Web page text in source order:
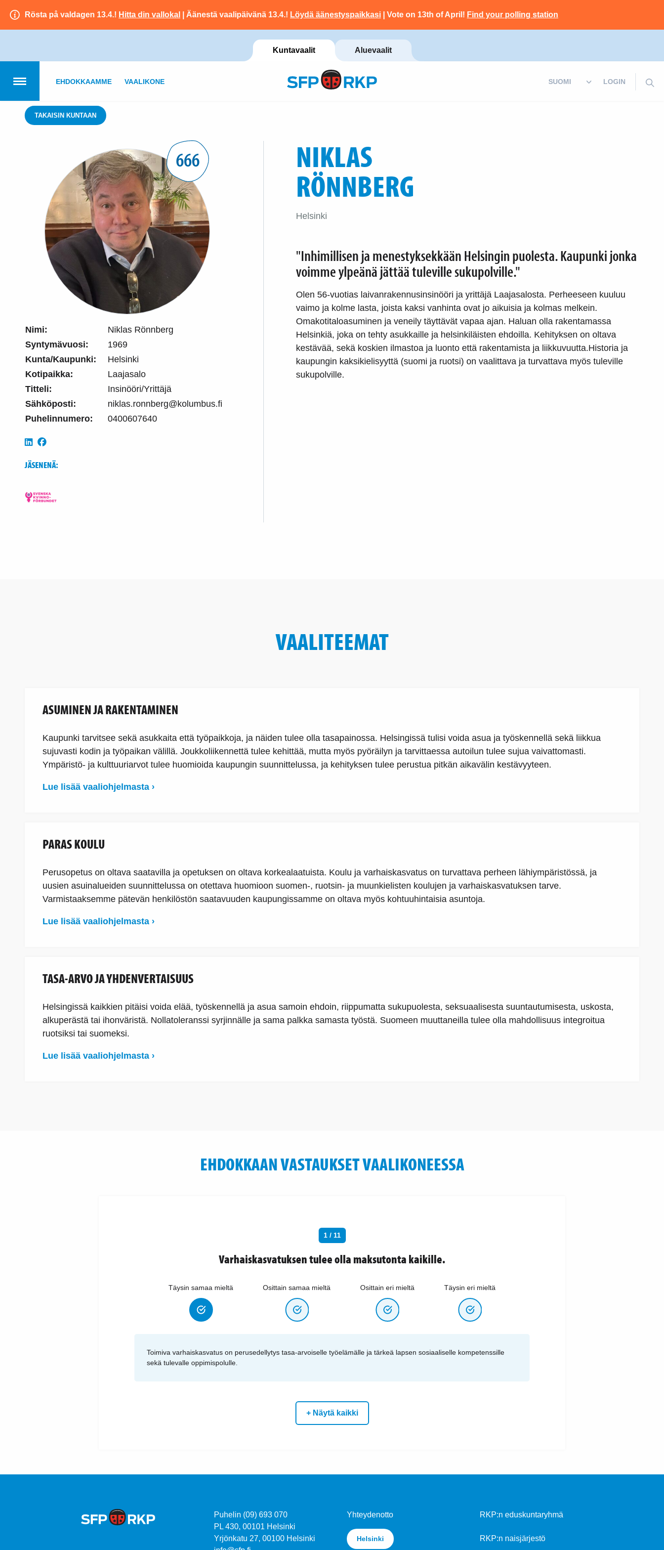
Rösta på valdagen 13.4.! Hitta din vallokal | Äänestä vaalipäivänä 13.4.! Löydä äänestyspaikkasi | Vote on 13th of April! Find your polling station
Kuntavaalit Aluevaalit
LOGIN
EHDOKKAAMME VAALIKONE
TAKAISIN KUNTAAN
666
Nimi:
Niklas Rönnberg
Syntymävuosi:
1969
Kunta/Kaupunki:
Helsinki
Kotipaikka:
Laajasalo
Titteli:
Insinööri/Yrittäjä
Sähköposti:
niklas.ronnberg@kolumbus.fi
Puhelinnumero:
0400607640
JÄSENENÄ:
NIKLAS
RÖNNBERG
Helsinki
"Inhimillisen ja menestyksekkään Helsingin puolesta. Kaupunki jonka
voimme ylpeänä jättää tuleville sukupolville."
Olen 56-vuotias laivanrakennusinsinööri ja yrittäjä Laajasalosta. Perheeseen kuuluu
vaimo ja kolme lasta, joista kaksi vanhinta ovat jo aikuisia ja kolmas melkein.
Omakotitaloasuminen ja veneily täyttävät vapaa ajan. Haluan olla rakentamassa
Helsinkiä, joka on tehty asukkaille ja helsinkiläisten ehdoilla. Kehityksen on oltava
kestävää, sekä koskien ilmastoa ja luonto että rakentamista ja liikkuvuutta.Historia ja
kaupungin kaksikielisyyttä (suomi ja ruotsi) on vaalittava ja turvattava myös tuleville
sukupolville.
VAALITEEMAT
ASUMINEN JA RAKENTAMINEN
Kaupunki tarvitsee sekä asukkaita että työpaikkoja, ja näiden tulee olla tasapainossa. Helsingissä tulisi voida asua ja työskennellä sekä liikkua
sujuvasti kodin ja työpaikan välillä. Joukkoliikennettä tulee kehittää, mutta myös pyöräilyn ja tarvittaessa autoilun tulee sujua vaivattomasti.
Ympäristö- ja kulttuuriarvot tulee huomioida kaupungin suunnittelussa, ja kehityksen tulee perustua pitkän aikavälin kestävyyteen.
Lue lisää vaaliohjelmasta ›
PARAS KOULU
Perusopetus on oltava saatavilla ja opetuksen on oltava korkealaatuista. Koulu ja varhaiskasvatus on turvattava perheen lähiympäristössä, ja
uusien asuinalueiden suunnittelussa on otettava huomioon suomen-, ruotsin- ja muunkielisten koulujen ja varhaiskasvatuksen tarve.
Varmistaaksemme pätevän henkilöstön saatavuuden kaupungissamme on oltava myös kohtuuhintaisia asuntoja.
Lue lisää vaaliohjelmasta ›
TASA-ARVO JA YHDENVERTAISUUS
Helsingissä kaikkien pitäisi voida elää, työskennellä ja asua samoin ehdoin, riippumatta sukupuolesta, seksuaalisesta suuntautumisesta, uskosta,
alkuperästä tai ihonväristä. Nollatoleranssi syrjinnälle ja sama palkka samasta työstä. Suomeen muuttaneilla tulee olla mahdollisuus integroitua
ruotsiksi tai suomeksi.
Lue lisää vaaliohjelmasta ›
EHDOKKAAN VASTAUKSET VAALIKONEESSA
1 / 11
Varhaiskasvatuksen tulee olla maksutonta kaikille.
Täysin samaa mieltä Osittain samaa mieltä Osittain eri mieltä Täysin eri mieltä
Toimiva varhaiskasvatus on perusedellytys tasa-arvoiselle työelämälle ja tärkeä lapsen sosiaaliselle kompetenssille
sekä tulevalle oppimispolulle.
+ Näytä kaikki
Puhelin (09) 693 070
PL 430, 00101 Helsinki
Yrjönkatu 27, 00100 Helsinki
Yhteydenotto
Helsinki
RKP:n eduskuntaryhmä
RKP:n naisjärjestö